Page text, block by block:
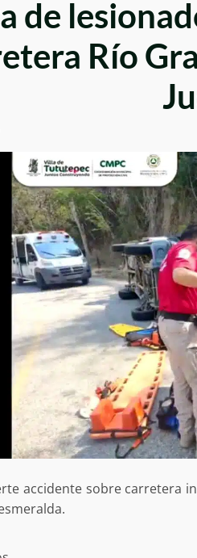
de
Río
accidente sobre carretera